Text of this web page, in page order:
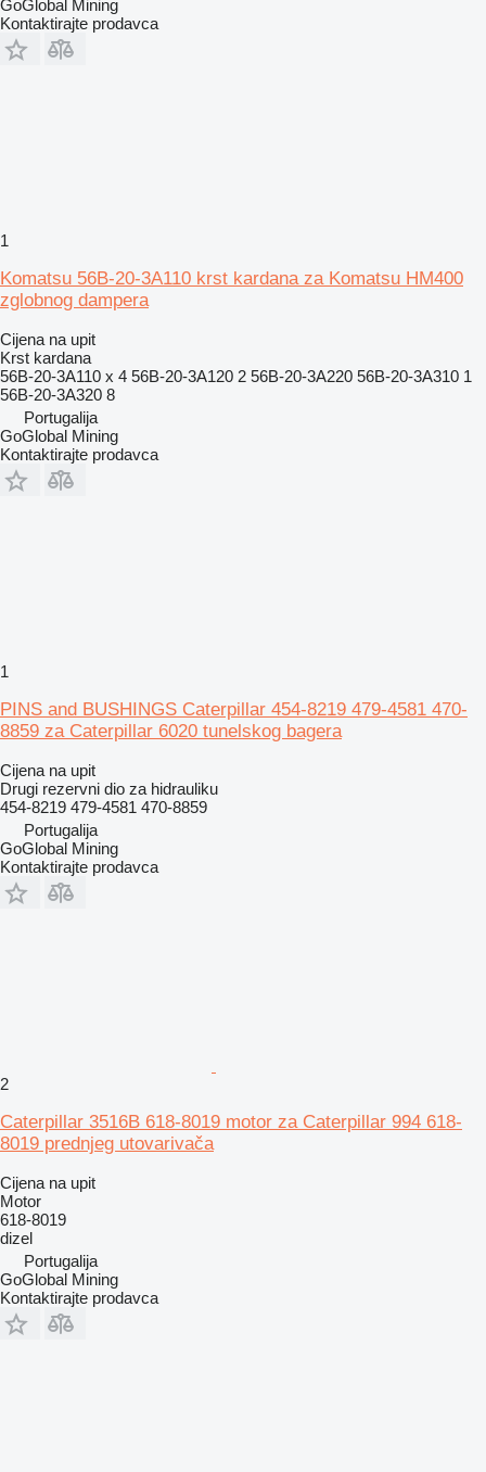
GoGlobal Mining
Kontaktirajte prodavca
1
Komatsu 56B-20-3A110 krst kardana za Komatsu HM400
zglobnog dampera
Cijena na upit
Krst kardana
56B-20-3A110 x 4 56B-20-3A120 2 56B-20-3A220 56B-20-3A310 1
56B-20-3A320 8
Portugalija
GoGlobal Mining
Kontaktirajte prodavca
1
PINS and BUSHINGS Caterpillar 454-8219 479-4581 470-
8859 za Caterpillar 6020 tunelskog bagera
Cijena na upit
Drugi rezervni dio za hidrauliku
454-8219 479-4581 470-8859
Portugalija
GoGlobal Mining
Kontaktirajte prodavca
2
Caterpillar 3516B 618-8019 motor za Caterpillar 994 618-
8019 prednjeg utovarivača
Cijena na upit
Motor
618-8019
dizel
Portugalija
GoGlobal Mining
Kontaktirajte prodavca